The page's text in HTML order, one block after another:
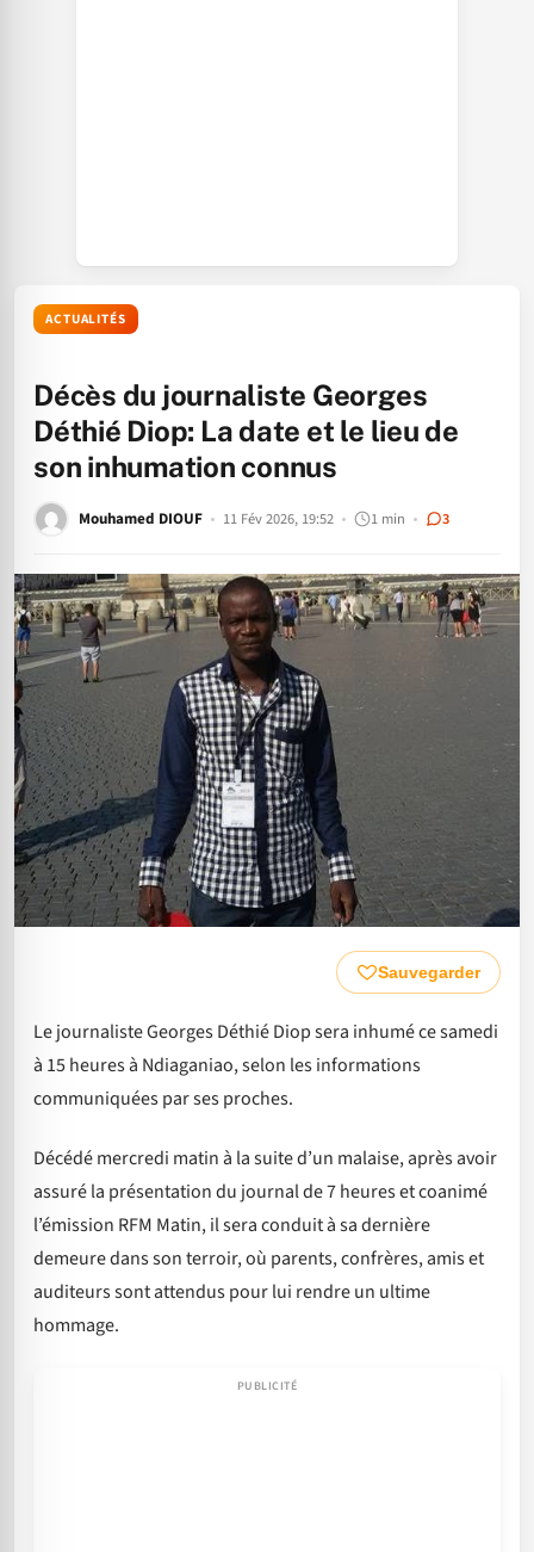
ACTUALITÉS
Décès du journaliste Georges
Déthié Diop: La date et le lieu de
son inhumation connus
Mouhamed DIOUF 11 Fév 2026, 19:52 1 min 3
Sauvegarder
Le journaliste Georges Déthié Diop sera inhumé ce samedi
à 15 heures à Ndiaganiao, selon les informations
communiquées par ses proches.
Décédé mercredi matin à la suite d’un malaise, après avoir
assuré la présentation du journal de 7 heures et coanimé
l’émission RFM Matin, il sera conduit à sa dernière
demeure dans son terroir, où parents, confrères, amis et
auditeurs sont attendus pour lui rendre un ultime
hommage.